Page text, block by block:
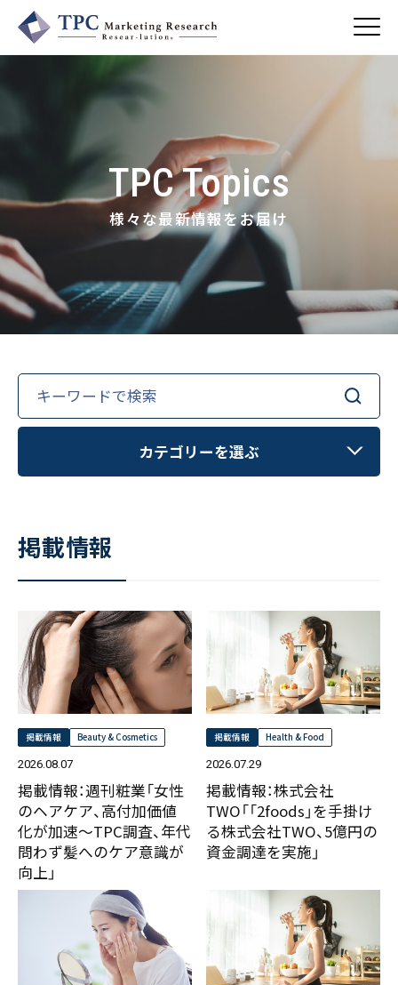
〒550-0013
大阪市西区新町2-4-2 なにわ筋SIAビル［Map］
TEL 06-6538-5358（代表）
06-6538-5358
［ 9:00-17:00 土日祝除く ］
About Us ／ TPCについて
会社概要・沿革
Business ／ 事業紹介
コンサルティング
依頼・受託調査
- 市場調査
- 競合調査
- アンケート調査
Online Shop ／ 事業紹介
Beauty & Cosmetics
Health & Food
Topics ／ トピックス
お知らせ
新刊情報
Newsletter
TPCジャーナル
Recruit ／ 採用情報
採用TOP
- 人事育成システム
- TPCでの働き方
／ 事業紹介
コンプライアンス規程
TPC Topics
様々な最新情報をお届け
Search
for:
カテゴリーを選ぶ
新刊情報
掲載情報
Newsletter
リサーチャーインタビュー
セミナー情報
TPCジャーナル
PRESS
NEWS
DATA
掲載情報
掲載情報 Beauty & Cosmetics
2026.08.07
掲載情報：週刊粧業「女性
のヘアケア、高付加価値
化が加速～TPC調査、年代
問わず髪へのケア意識が
向上」
掲載情報 Health & Food
2026.07.29
掲載情報：株式会社
TWO「「2foods」を手掛け
る株式会社TWO、5億円の
資金調達を実施」